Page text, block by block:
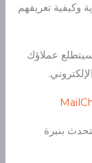
وكيفية تعريفهم
عملاؤك
بنبرة